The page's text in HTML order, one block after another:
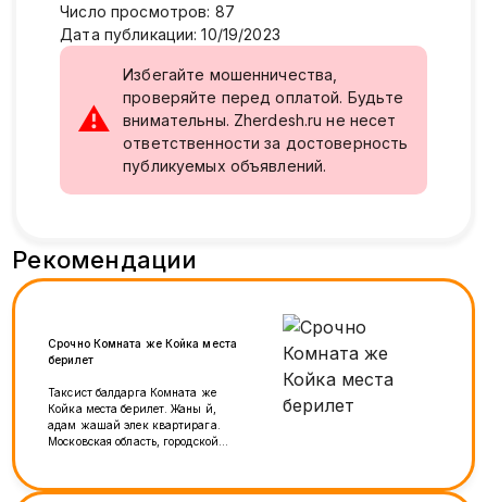
Число просмотров: 87
Дата публикации: 10/19/2023
⚠
Избегайте мошенничества,
проверяйте перед оплатой. Будьте
внимательны. Zherdesh.ru не несет
ответственности за достоверность
публикуемых объявлений.
Рекомендации
Срочно Комната же Койка места
берилет
Таксист балдарга Комната же
Койка места берилет. Жаны үй,
адам жашай элек квартирага.
Московская область, городской
18 Макска жазыныз +7 (933) 759-